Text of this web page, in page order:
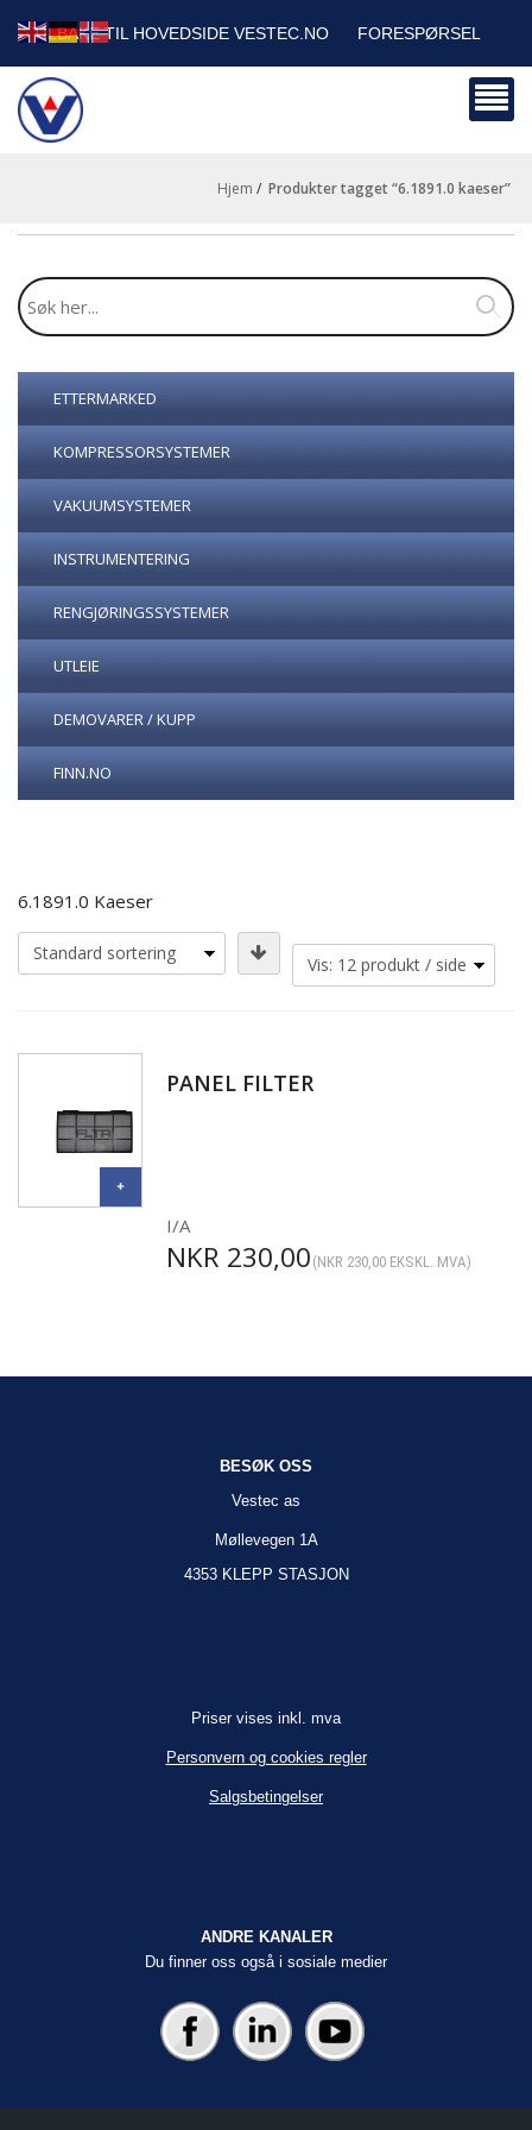
TILBAKE TIL HOVEDSIDE VESTEC.NO FORESPØRSEL
HANDLEVOGN
BEDRIFTSKUNDER
Hjem / produkter tagget “6.1891.0 kaeser”
ETTERMARKED
KOMPRESSORSYSTEMER
VAKUUMSYSTEMER
INSTRUMENTERING
RENGJØRINGSSYSTEMER
UTLEIE
DEMOVARER / KUPP
FINN.NO
6.1891.0 Kaeser
PANEL FILTER
I/A
NKR 230,00 (NKR 230,00EKSKL. MVA)
BESØK OSS
Vestec as
Møllevegen 1A
4353 KLEPP STASJON
Priser vises inkl. mva
Personvern og cookies regler
Salgsbetingelser
ANDRE KANALER
Du finner oss også i sosiale medier